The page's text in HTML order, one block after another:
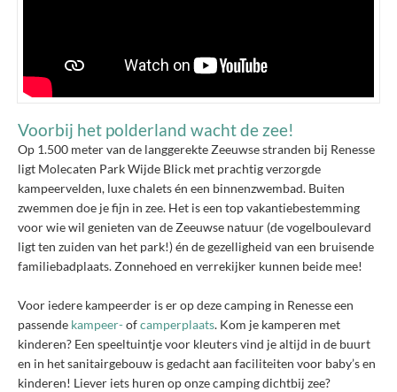
Voorbij het polderland wacht de zee!
Op 1.500 meter van de langgerekte Zeeuwse stranden bij Renesse
ligt Molecaten Park Wijde Blick met prachtig verzorgde
kampeervelden, luxe chalets én een binnenzwembad. Buiten
zwemmen doe je fijn in zee. Het is een top vakantiebestemming
voor wie wil genieten van de Zeeuwse natuur (de vogelboulevard
ligt ten zuiden van het park!) én de gezelligheid van een bruisende
familiebadplaats. Zonnehoed en verrekijker kunnen beide mee!
Voor iedere kampeerder is er op deze camping in Renesse een
passende kampeer-ofcamperplaats. Kom je kamperen met
kinderen? Een speeltuintje voor kleuters vind je altijd in de buurt
en in het sanitairgebouw is gedacht aan faciliteiten voor baby’s en
kinderen! Liever iets huren op onze camping dichtbij zee?